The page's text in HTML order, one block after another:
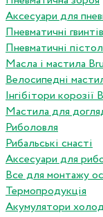
Аксесуари для
Пневматичні
Пневматичні
Масла і мастила
Велосипедні
Інгібітори корозії
Мастила для
Риболовля
Рибальські снасті
Аксесуари для
Все для монтажу
Термопродукція
Акумулятори